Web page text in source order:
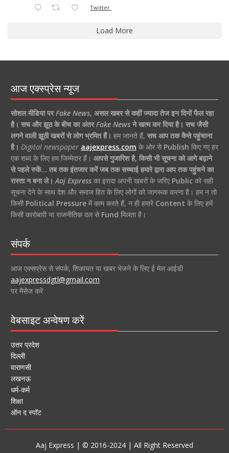
Twitter
Load More
आज एक्स्प्रेस न्यूज
सोशल मीडिया पर Fake News, असल खबर से कहीं ज्यादा तेज इन दिनों फैल रहा
है। सच और झूठ के बीच का अंतर Fake Newsने खत्म कर दिया है। सच जैसी
लगने वाली झूठी खबरों से लोग भ्रमित हैं। हम जानते हैं, सच आप तक कैसे पहुंचाना
है। Digital newspaper aajexpress.com के ओर से Publish किए गए हर
एक शब्द के लिए हम जिम्मेदार हैं। आपसे गुजारिश है, किसी भी सूचना को आगे बढ़ाने
से पहले रुकें… तब तक इंतजार करें जब तक सच्चाई हमारे द्वारा आप तक पहुंचने का
रास्ता न बना ले। Aaj Expressका इरादा अपनी खबरों के जरिए Publicको सही
सूचना देने के साथ देश और समाज हित के लिए लोगों को जागरूक करना है। हम न तो
किसी Political Pressureमें काम करते हैं, न ही हमारे Content के लिए हमें
किसी कारोबारी या राजनीतिक दल से Fund मिलता है।
संपर्क
आज एक्सप्रेस से संपर्क, शिकायत या खबर भेजने के लिए ई मेल आईडी
aajexpressdgtl@gmail.com
पर मैसेज करें
वेबसाइट अन्वेषण करें
उत्तर प्रदेश
दिल्ली
वाराणसी
लखनऊ
धर्म-कर्म
शिक्षा
ऑन द स्पॉट
Aaj Express | © 2016-2024 | All Right Reserved